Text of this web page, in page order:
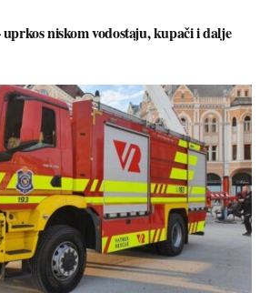
niskom vodostaju, kupači i dalje